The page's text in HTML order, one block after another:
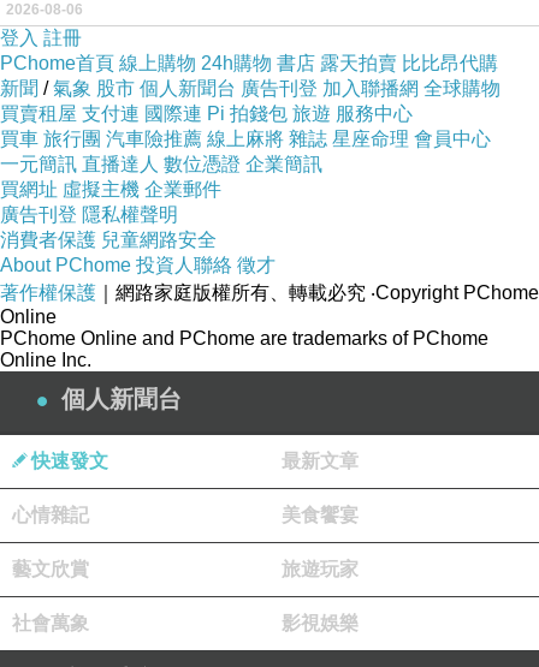
范倪Liu - 一眼清澈
演唱：范倪Liu
作詞：趙楠
作曲：梨脆脆
山間會有一陣風溫柔拂過
日落後天黑也會有星辰閃爍
有些風景我們難免錯過
願下一程會有更好收穫
遺憾和失落本就世間常有
會有一束光為你從雲層穿過
在妳前進路上伴隨左右
而妳只需等等有人來將妳守候
總有人會愛上妳眼眸中的清澈
風會因此透徹妳應該快樂
在奔赴黎明的每一刻
2026-08-06
登入 註冊
PChome首頁 線上購物 24h購物 書店 露天拍賣 比比昂代購
新聞 /氣象 股市 個人新聞台 廣告刊登 加入聯播網 全球購物
買賣租屋 支付連 國際連 Pi 拍錢包 旅遊 服務中心
買車 旅行團 汽車險推薦 線上麻將 雜誌 星座命理 會員中心
一元簡訊 直播達人 數位憑證 企業簡訊
買網址 虛擬主機 企業郵件
廣告刊登 隱私權聲明
消費者保護 兒童網路安全
About PChome 投資人聯絡 徵才
著作權保護 ｜網路家庭版權所有、轉載必究 ‧Copyright PChome
Online
PChome Online and PChome are trademarks of PChome
Online Inc.
個人新聞台
快速發文 最新文章
心情雜記 美食饗宴
藝文欣賞 旅遊玩家
社會萬象 影視娛樂